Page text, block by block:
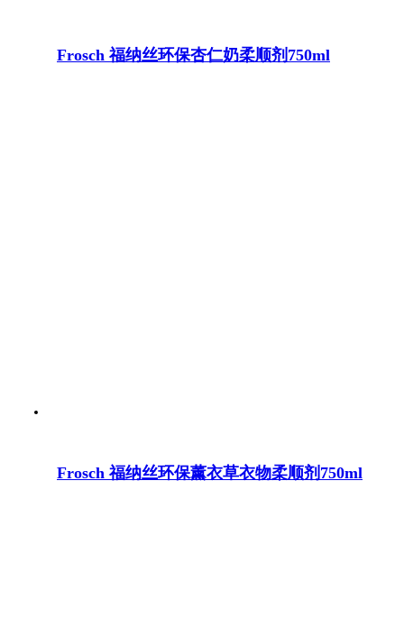
Frosch 福纳丝环保杏仁奶柔顺剂750ml
Frosch 福纳丝环保薰衣草衣物柔顺剂750ml